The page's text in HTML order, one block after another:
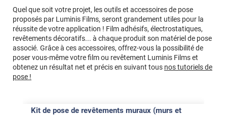
Quel que soit votre projet, les outils et accessoires de pose
proposés par Luminis Films, seront grandement utiles pour la
réussite de votre application ! Film adhésifs, électrostatiques,
revêtements décoratifs... à chaque produit son matériel de pose
associé. Grâce à ces accessoires, offrez-vous la possibilité de
poser vous-même votre film ou revêtement Luminis Films et
obtenez un résultat net et précis en suivant tous nos tutoriels de
pose !
Kit de pose de revêtements muraux (murs et